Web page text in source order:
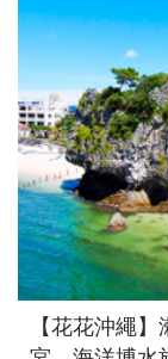
【花花沖繩